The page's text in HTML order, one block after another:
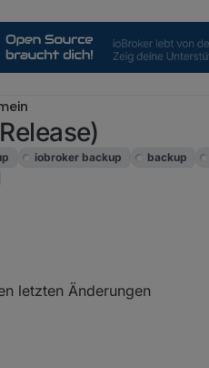
iobroker backup backup
letzten Änderungen